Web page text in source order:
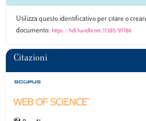
Utilizza questo identificativo per citare o
documento: https://hdl.handle.net/11385/97786
Citazioni